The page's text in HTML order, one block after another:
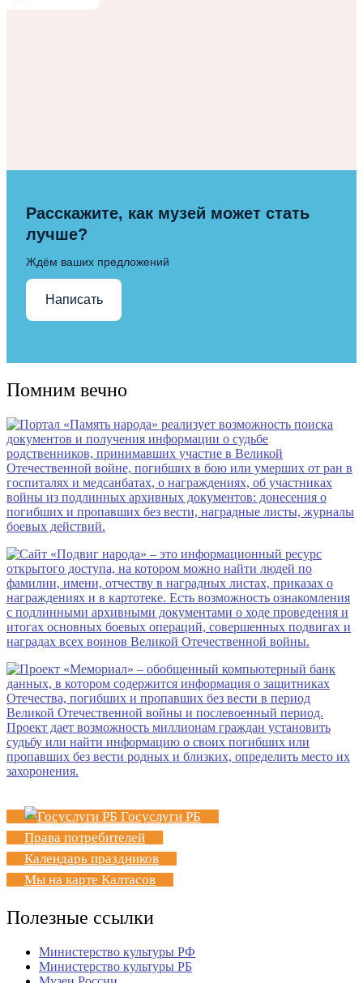
Расскажите, как музей может стать
лучше?
Ждём ваших предложений
Написать
Помним вечно
Госуслуги РБ
Права потребителей
Календарь праздников
Мы на карте Калтасов
Полезные ссылки
Министерство культуры РФ
Министерство культуры РБ